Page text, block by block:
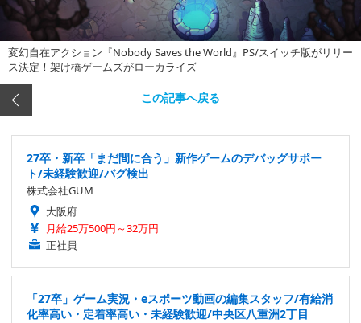
変幻自在アクション『Nobody Saves the World』PS/スイッチ版がリリー
ス決定！架け橋ゲームズがローカライズ
この記事へ戻る
27卒・新卒「まだ間に合う」新作ゲームのデバッグサポー
ト/未経験歓迎/バグ検出
株式会社GUM
大阪府
月給25万500円～32万円
正社員
「27卒」ゲーム実況・eスポーツ動画の編集スタッフ/有給消
化率高い・定着率高い・未経験歓迎/中央区八重洲2丁目